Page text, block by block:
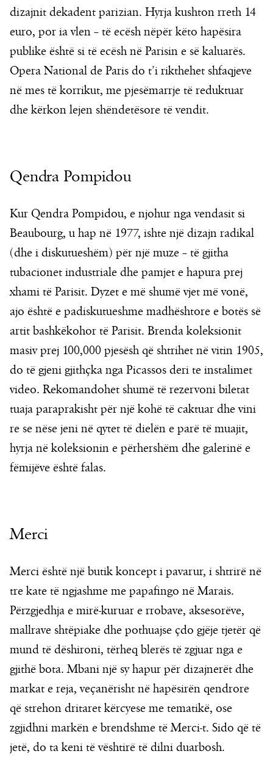
dizajnit dekadent parizian. Hyrja kushton rreth 14
euro, por ia vlen – të ecësh nëpër këto hapësira
publike është si të ecësh në Parisin e së kaluarës.
Opera National de Paris do t’i rikthehet shfaqjeve
në mes të korrikut, me pjesëmarrje të reduktuar
dhe kërkon lejen shëndetësore të vendit.
Qendra Pompidou
Kur Qendra Pompidou, e njohur nga vendasit si
Beaubourg, u hap në 1977, ishte një dizajn radikal
(dhe i diskutueshëm) për një muze – të gjitha
tubacionet industriale dhe pamjet e hapura prej
xhami të Parisit. Dyzet e më shumë vjet më vonë,
ajo është e padiskutueshme madhështore e botës së
artit bashkëkohor të Parisit. Brenda koleksionit
masiv prej 100,000 pjesësh që shtrihet në vitin 1905,
do të gjeni gjithçka nga Picassos deri te instalimet
video. Rekomandohet shumë të rezervoni biletat
tuaja paraprakisht për një kohë të caktuar dhe vini
re se nëse jeni në qytet të dielën e parë të muajit,
hyrja në koleksionin e përhershëm dhe galerinë e
fëmijëve është falas.
Merci
Merci është një butik koncept i pavarur, i shtrirë në
tre kate të ngjashme me papafingo në Marais.
Përzgjedhja e mirë-kuruar e rrobave, aksesorëve,
mallrave shtëpiake dhe pothuajse çdo gjëje tjetër që
mund të dëshironi, tërheq blerës të zgjuar nga e
gjithë bota. Mbani një sy hapur për dizajnerët dhe
markat e reja, veçanërisht në hapësirën qendrore
që strehon dritaret kërcyese me tematikë, ose
zgjidhni markën e brendshme të Merci-t. Sido që të
jetë, do ta keni të vështirë të dilni duarbosh.